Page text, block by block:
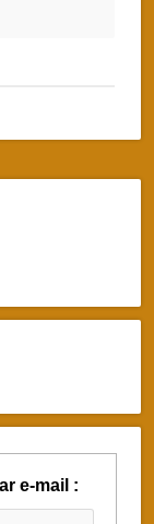
e-mail :